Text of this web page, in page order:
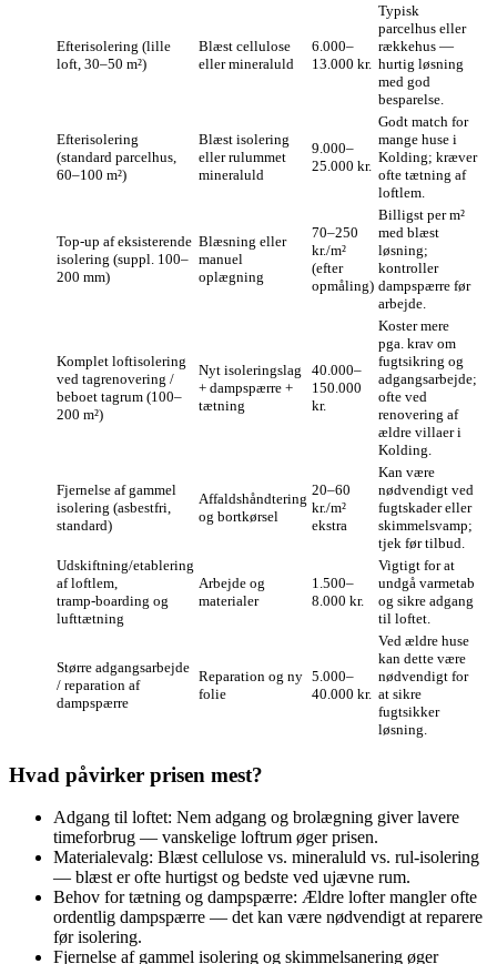
Efterisolering (lille
loft, 30–50 m²)
Blæst cellulose
eller mineraluld
6.000–
13.000 kr.
Typisk
parcelhus eller
rækkehus —
hurtig løsning
med god
besparelse.
Efterisolering
(standard parcelhus,
60–100 m²)
Blæst isolering
eller rulummet
mineraluld
9.000–
25.000 kr.
Godt match for
mange huse i
Kolding; kræver
ofte tætning af
loftlem.
Top‑up af eksisterende
isolering (suppl. 100–
200 mm)
Blæsning eller
manuel
oplægning
70–250
kr./m²
(efter
opmåling)
Billigst per m²
med blæst
løsning;
kontroller
dampspærre før
arbejde.
Komplet loftisolering
ved tagrenovering /
beboet tagrum (100–
200 m²)
Nyt isoleringslag
+ dampspærre +
tætning
40.000–
150.000
kr.
Koster mere
pga. krav om
fugtsikring og
adgangsarbejde;
ofte ved
renovering af
ældre villaer i
Kolding.
Fjernelse af gammel
isolering (asbestfri,
standard)
Affaldshåndtering
og bortkørsel
20–60
kr./m²
ekstra
Kan være
nødvendigt ved
fugtskader eller
skimmelsvamp;
tjek før tilbud.
Udskiftning/etablering
af loftlem,
tramp‑boarding og
lufttætning
Arbejde og
materialer
1.500–
8.000 kr.
Vigtigt for at
undgå varmetab
og sikre adgang
til loftet.
Større adgangsarbejde
/ reparation af
dampspærre
Reparation og ny
folie
5.000–
40.000 kr.
Ved ældre huse
kan dette være
nødvendigt for
at sikre
fugtsikker
løsning.
Hvad påvirker prisen mest?
Adgang til loftet: Nem adgang og brolægning giver lavere
timeforbrug — vanskelige loftrum øger prisen.
Materialevalg: Blæst cellulose vs. mineraluld vs. rul-isolering
— blæst er ofte hurtigst og bedste ved ujævne rum.
Behov for tætning og dampspærre: Ældre lofter mangler ofte
ordentlig dampspærre — det kan være nødvendigt at reparere
før isolering.
Fjernelse af gammel isolering og skimmelsanering øger